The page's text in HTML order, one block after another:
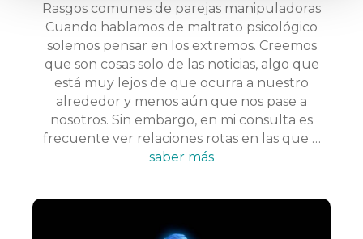
Rasgos comunes de parejas manipuladoras
Cuando hablamos de maltrato psicológico
solemos pensar en los extremos. Creemos
que son cosas solo de las noticias, algo que
está muy lejos de que ocurra a nuestro
alrededor y menos aún que nos pase a
nosotros. Sin embargo, en mi consulta es
frecuente ver relaciones rotas en las que …
saber más